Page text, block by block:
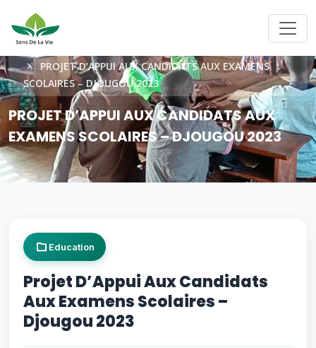
ACCUEIL
PROJET D’APPUI AUX CANDIDATS AUX EXAMENS
SCOLAIRES – DJOUGOU 2023
PROJET D’APPUI AUX CANDIDATS AUX
EXAMENS SCOLAIRES – DJOUGOU 2023
Education
Projet D’Appui Aux Candidats
Aux Examens Scolaires –
Djougou 2023